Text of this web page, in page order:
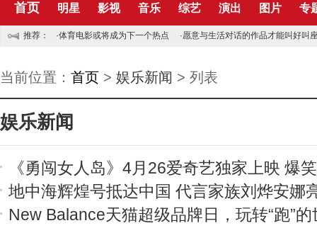
首页 明星 影视 音乐 综艺 演出 图片 专
推荐： ·体育电影或将成为下一个热点 ·愿意与生活对话的作品才能叫好叫
当前位置： 首页 > 娱乐新闻 > 列表
娱乐新闻
《勇闯女人岛》4月26爱奇艺独家上映 爆
地中海辉煌号抵达中国 代言家族刘烨安娜
New Balance天猫超级品牌日，玩转“跑”的